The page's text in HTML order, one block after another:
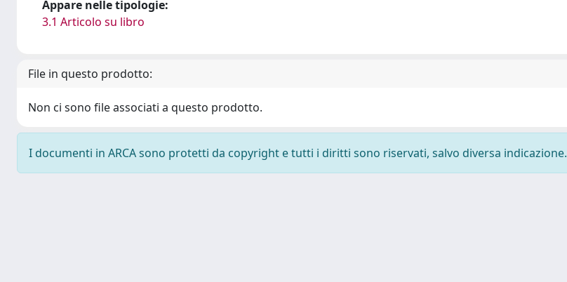
Appare nelle tipologie:
3.1 Articolo su libro
File in questo prodotto:
Non ci sono file associati a questo prodotto.
I documenti in ARCA sono protetti da copyright e tutti i diritti sono riservati, salvo diversa indicazione.